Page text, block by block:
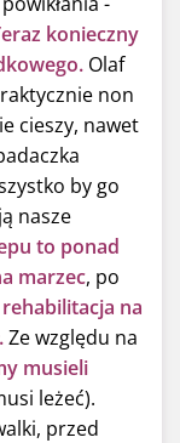
konieczny
Olaf
non
cieszy, nawet
by go
nasze
to ponad
marzec, po
na
Ze względu na
musieli
leżeć).
przed